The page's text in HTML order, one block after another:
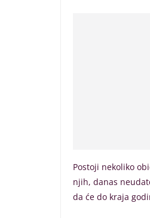
Postoji nekoliko
njih, danas
da će do kraja